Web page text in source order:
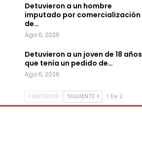
Detuvieron a un hombre
imputado por comercialización
de…
Ago 6, 2026
Detuvieron a un joven de 18 años
que tenía un pedido de…
Ago 6, 2026
ANTERIOR SIGUIENTE 1 De 2